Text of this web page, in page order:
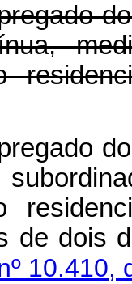
de
10.410,